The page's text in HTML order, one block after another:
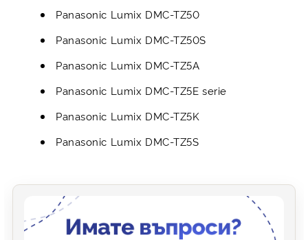
Panasonic Lumix DMC-TZ50
Panasonic Lumix DMC-TZ50S
Panasonic Lumix DMC-TZ5A
Panasonic Lumix DMC-TZ5E serie
Panasonic Lumix DMC-TZ5K
Panasonic Lumix DMC-TZ5S